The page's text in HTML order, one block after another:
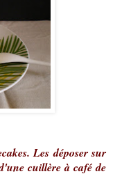
Les déposer sur
cuillère à café de